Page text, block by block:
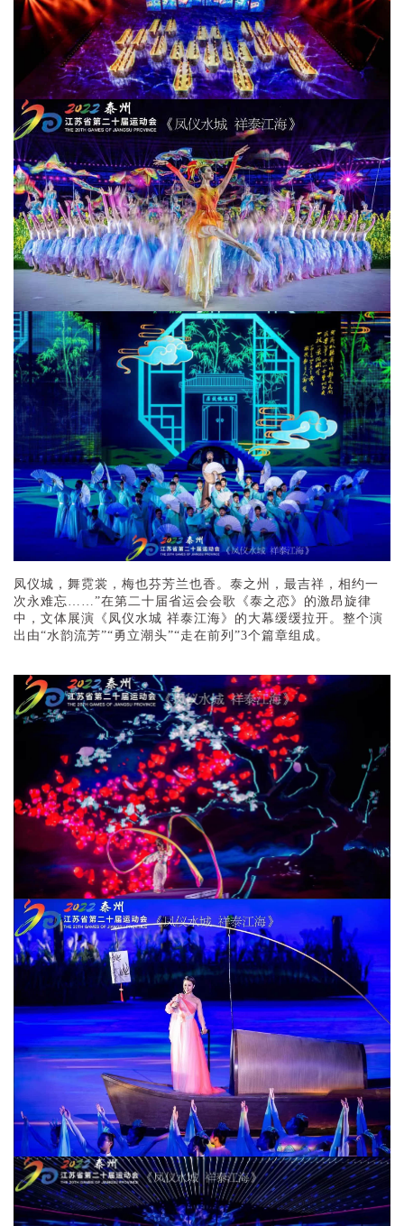
凤仪城，舞霓裳，梅也芬芳兰也香。泰之州，最吉祥，相约一
次永难忘……”在第二十届省运会会歌《泰之恋》的激昂旋律
中，文体展演《凤仪水城 祥泰江海》的大幕缓缓拉开。整个演
出由“水韵流芳”“勇立潮头”“走在前列”3个篇章组成。